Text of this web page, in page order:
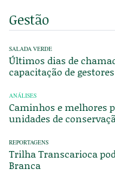
Gestão
SALADA VERDE
Últimos dias de
capacitação de gestores
ANÁLISES
Caminhos e melhores
unidades de
REPORTAGENS
Trilha Transcarioca
Branca